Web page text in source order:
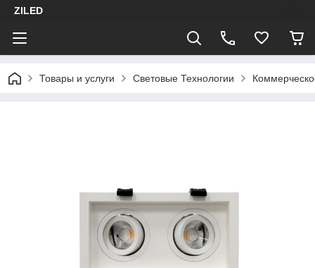
ZILED
Товары и услуги Световые Технологии